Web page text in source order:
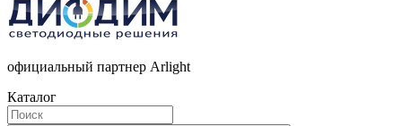
официальный партнер Arlight
Каталог